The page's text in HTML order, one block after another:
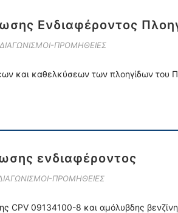
Ενδιαφέροντος
ΔΙΑΓΩΝΙΣΜΟΙ-ΠΡΟΜΗΘΕΙΕΣ
και καθελκύσεων των πλοηγίδων του
ενδιαφέροντος
ΠΡΟΜΗΘΕΙΕΣ
CPV 09134100-8 και αμόλυβδης